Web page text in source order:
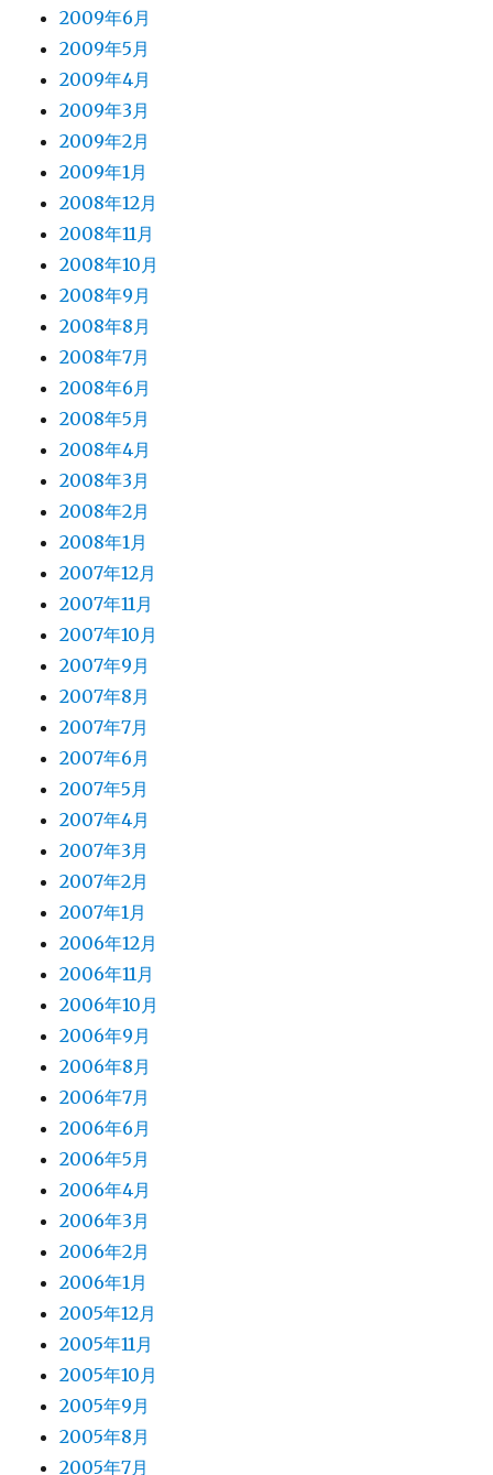
2009年6月
2009年5月
2009年4月
2009年3月
2009年2月
2009年1月
2008年12月
2008年11月
2008年10月
2008年9月
2008年8月
2008年7月
2008年6月
2008年5月
2008年4月
2008年3月
2008年2月
2008年1月
2007年12月
2007年11月
2007年10月
2007年9月
2007年8月
2007年7月
2007年6月
2007年5月
2007年4月
2007年3月
2007年2月
2007年1月
2006年12月
2006年11月
2006年10月
2006年9月
2006年8月
2006年7月
2006年6月
2006年5月
2006年4月
2006年3月
2006年2月
2006年1月
2005年12月
2005年11月
2005年10月
2005年9月
2005年8月
2005年7月